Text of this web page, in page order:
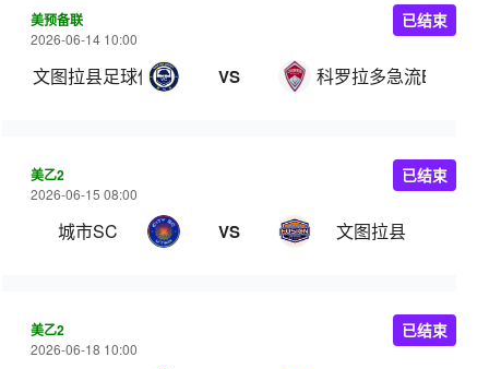
美预备联
2026-06-14 10:00
文图拉县足球俱乐部 VS 科罗拉多急流B队
已结束
美乙2
2026-06-15 08:00
城市SC VS 文图拉县
已结束
美乙2
2026-06-18 10:00
已结束